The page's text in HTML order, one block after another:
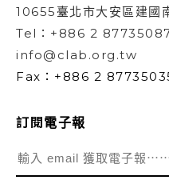
10655臺北市大安區建國
Tel：+886 2
info@clab.org.tw
Fax：+886 2
訂閱電子報